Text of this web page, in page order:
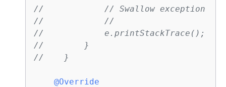
//            // Swallow exception
//            //
//            e.printStackTrace();
//        }
//    }
@Override